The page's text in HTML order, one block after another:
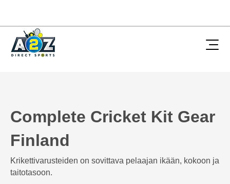
Complete Cricket Kit Gear
Finland
Krikettivarusteiden on sovittava pelaajan ikään, kokoon ja
taitotasoon.